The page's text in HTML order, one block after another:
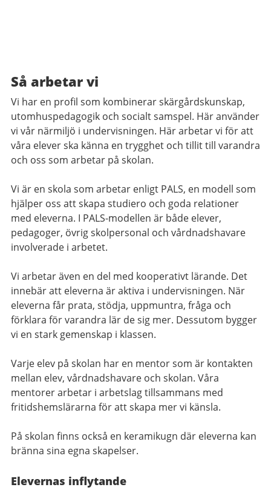
Så arbetar vi
Vi har en profil som kombinerar skärgårdskunskap,
utomhuspedagogik och socialt samspel. Här använder
vi vår närmiljö i undervisningen. Här arbetar vi för att
våra elever ska känna en trygghet och tillit till varandra
och oss som arbetar på skolan.
Vi är en skola som arbetar enligt PALS, en modell som
hjälper oss att skapa studiero och goda relationer
med eleverna. I PALS-modellen är både elever,
pedagoger, övrig skolpersonal och vårdnadshavare
involverade i arbetet.
Vi arbetar även en del med kooperativt lärande. Det
innebär att eleverna är aktiva i undervisningen. När
eleverna får prata, stödja, uppmuntra, fråga och
förklara för varandra lär de sig mer. Dessutom bygger
vi en stark gemenskap i klassen.
Varje elev på skolan har en mentor som är kontakten
mellan elev, vårdnadshavare och skolan. Våra
mentorer arbetar i arbetslag tillsammans med
fritidshemslärarna för att skapa mer vi känsla.
På skolan finns också en keramikugn där eleverna kan
bränna sina egna skapelser.
Elevernas inflytande